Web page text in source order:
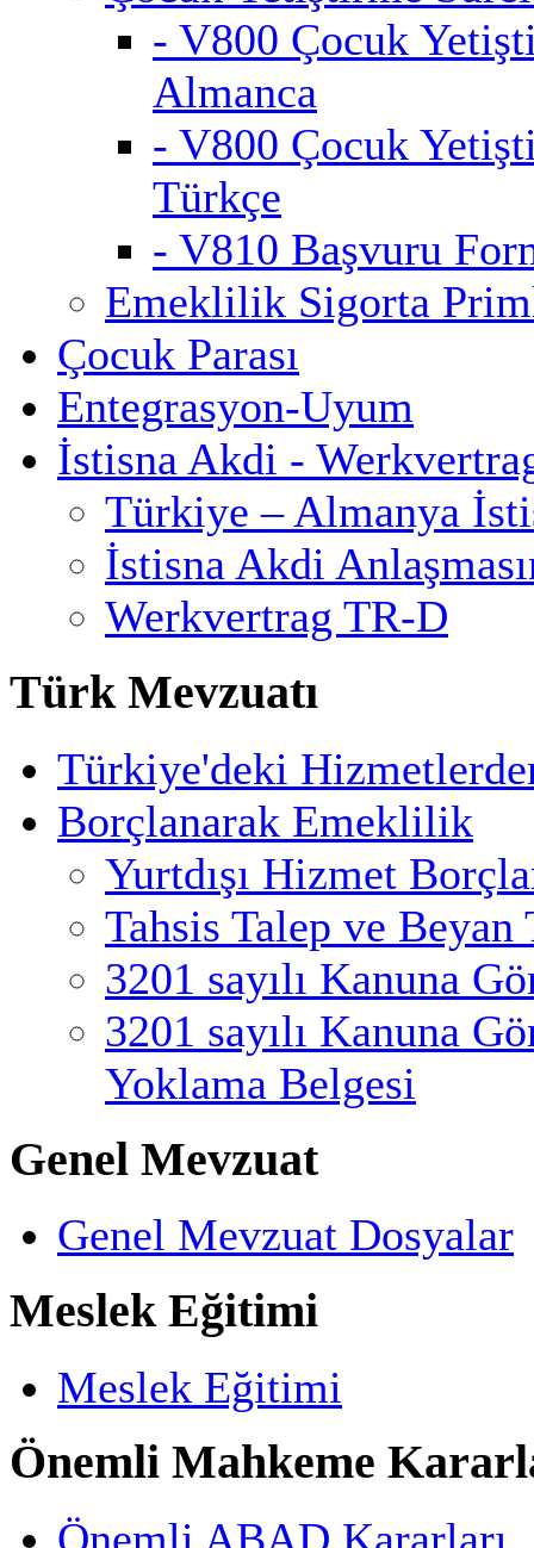
- V800 Çocuk
Almanca
- V800 Çocuk
Türkçe
- V810 Başvuru
Emeklilik Sigorta
Çocuk Parası
Entegrasyon-Uyum
İstisna Akdi -
Türkiye – Almanya
İstisna Akdi
Werkvertrag TR-D
Türk Mevzuatı
Türkiye'deki
Borçlanarak Emeklilik
Yurtdışı Hizmet
Tahsis Talep ve Beyan
3201 sayılı Kanuna
3201 sayılı Kanuna
Yoklama Belgesi
Genel Mevzuat
Genel Mevzuat Dosyalar
Meslek Eğitimi
Meslek Eğitimi
Önemli Mahkeme